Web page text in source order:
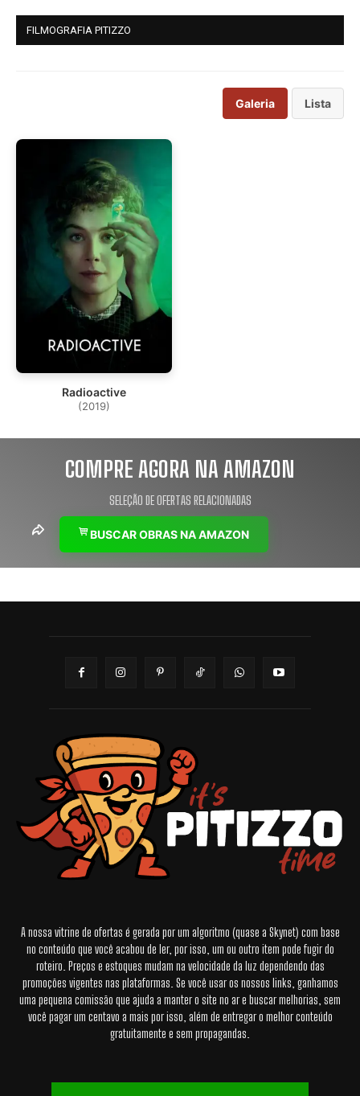
FILMOGRAFIA PITIZZO
Galeria Lista
Radioactive
(2019)
COMPRE AGORA NA AMAZON
SELEÇÃO DE OFERTAS RELACIONADAS
BUSCAR OBRAS NA AMAZON
A nossa vitrine de ofertas é gerada por um algoritmo (quase a Skynet) com base
no conteúdo que você acabou de ler, por isso, um ou outro item pode fugir do
roteiro. Preços e estoques mudam na velocidade da luz dependendo das
promoções vigentes nas plataformas. Se você usar os nossos links, ganhamos
uma pequena comissão que ajuda a manter o site no ar e buscar melhorias, sem
você pagar um centavo a mais por isso, além de entregar o melhor conteúdo
gratuitamente e sem propagandas.